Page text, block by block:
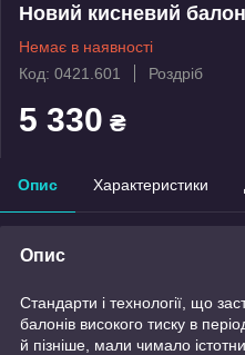
Новий кисневий
Немає в наявності
Код: 0421.601
Роздріб
5 330 ₴
Опис Характеристики
Опис
Стандарти і технології, що
балонів високого тиску в
й пізніше, мали чимало